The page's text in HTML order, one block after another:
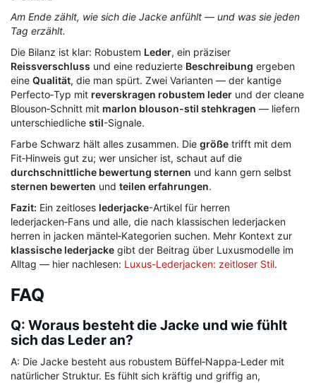
Am Ende zählt, wie sich die Jacke anfühlt — und was sie jeden
Tag erzählt.
Die Bilanz ist klar: Robustem Leder, ein präziser
Reissverschluss und eine reduzierte Beschreibung ergeben
eine Qualität, die man spürt. Zwei Varianten — der kantige
Perfecto‑Typ mit reverskragen robustem leder und der cleane
Blouson‑Schnitt mit marlon blouson-stil stehkragen — liefern
unterschiedliche stil-Signale.
Farbe Schwarz hält alles zusammen. Die größe trifft mit dem
Fit‑Hinweis gut zu; wer unsicher ist, schaut auf die
durchschnittliche bewertung sternen und kann gern selbst
sternen bewerten und teilen erfahrungen.
Fazit: Ein zeitloses lederjacke-Artikel für herren
lederjacken‑Fans und alle, die nach klassischen lederjacken
herren in jacken mäntel‑Kategorien suchen. Mehr Kontext zur
klassische lederjacke gibt der Beitrag über Luxusmodelle im
Alltag — hier nachlesen: Luxus-Lederjacken: zeitloser Stil.
FAQ
Q: Woraus besteht die Jacke und wie fühlt
sich das Leder an?
A: Die Jacke besteht aus robustem Büffel‑Nappa‑Leder mit
natürlicher Struktur. Es fühlt sich kräftig und griffig an,